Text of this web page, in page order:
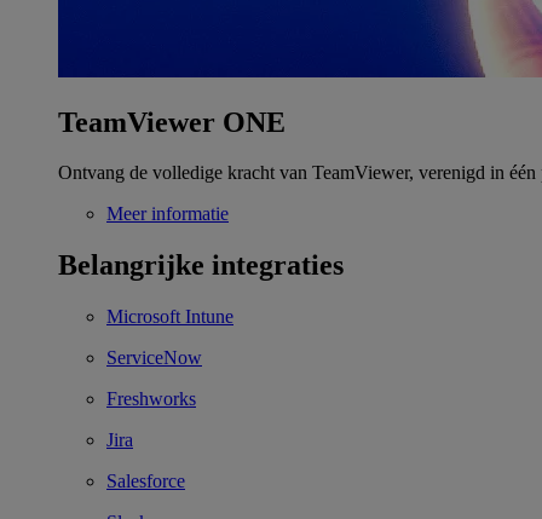
TeamViewer ONE
Ontvang de volledige kracht van TeamViewer, verenigd in
Meer informatie
Belangrijke integraties
Microsoft Intune
ServiceNow
Freshworks
Jira
Salesforce